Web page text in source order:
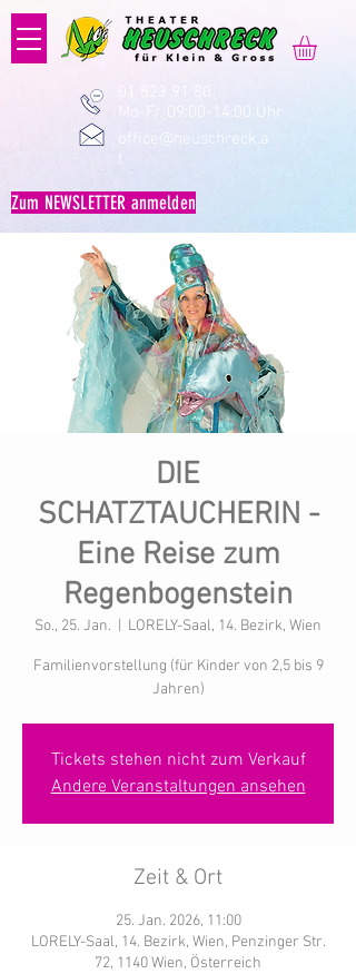
Zum NEWSLETTER anmelden
Mo-Fr, 09:00-14:00 Uhr
office@heuschreck.a
DIE
SCHATZTAUCHERIN -
Eine Reise zum
Regenbogenstein
So., 25. Jan. LORELY-Saal, 14. Bezirk, Wien
Familienvorstellung (für Kinder von 2,5 bis 9
Jahren)
Tickets stehen nicht zum Verkauf
Andere Veranstaltungen ansehen
Zeit & Ort
25. Jan. 2026, 11:00
LORELY-Saal, 14. Bezirk, Wien, Penzinger Str.
72, 1140 Wien, Österreich